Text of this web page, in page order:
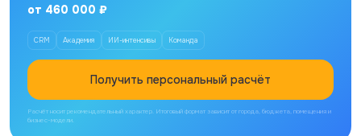
от 460 000 ₽
CRM Академия ИИ-интенсивы Команда
Получить персональный расчёт
Расчёт носит рекомендательный характер. Итоговый формат зависит от города, бюджета, помещения и
бизнес-модели.